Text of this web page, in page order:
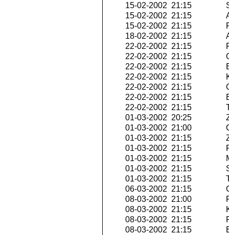
15-02-2002 21:15
15-02-2002 21:15
15-02-2002 21:15
18-02-2002 21:15
22-02-2002 21:15
22-02-2002 21:15
22-02-2002 21:15
22-02-2002 21:15
22-02-2002 21:15
22-02-2002 21:15
22-02-2002 21:15
01-03-2002 20:25
01-03-2002 21:00
01-03-2002 21:15
01-03-2002 21:15
01-03-2002 21:15
01-03-2002 21:15
01-03-2002 21:15
06-03-2002 21:15
08-03-2002 21:00
08-03-2002 21:15
08-03-2002 21:15
08-03-2002 21:15